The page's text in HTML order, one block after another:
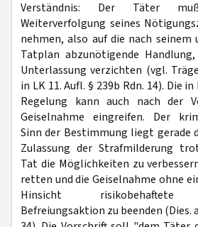
Verständnis: Der Täter
Weiterverfolgung seines
nehmen, also auf die nach seinem
Tatplan abzunötigende
Unterlassung verzichten (vgl.
in LK 11. Aufl. § 239b Rdn. 14). Die
Regelung kann auch nach der
Geiselnahme eingreifen. Der
Sinn der Bestimmung liegt gerade
Zulassung der Strafmilderung
Tat die Möglichkeiten zu
retten und die Geiselnahme ohne
Hinsicht risikobehaftete
Befreiungsaktion zu beenden (Dies.